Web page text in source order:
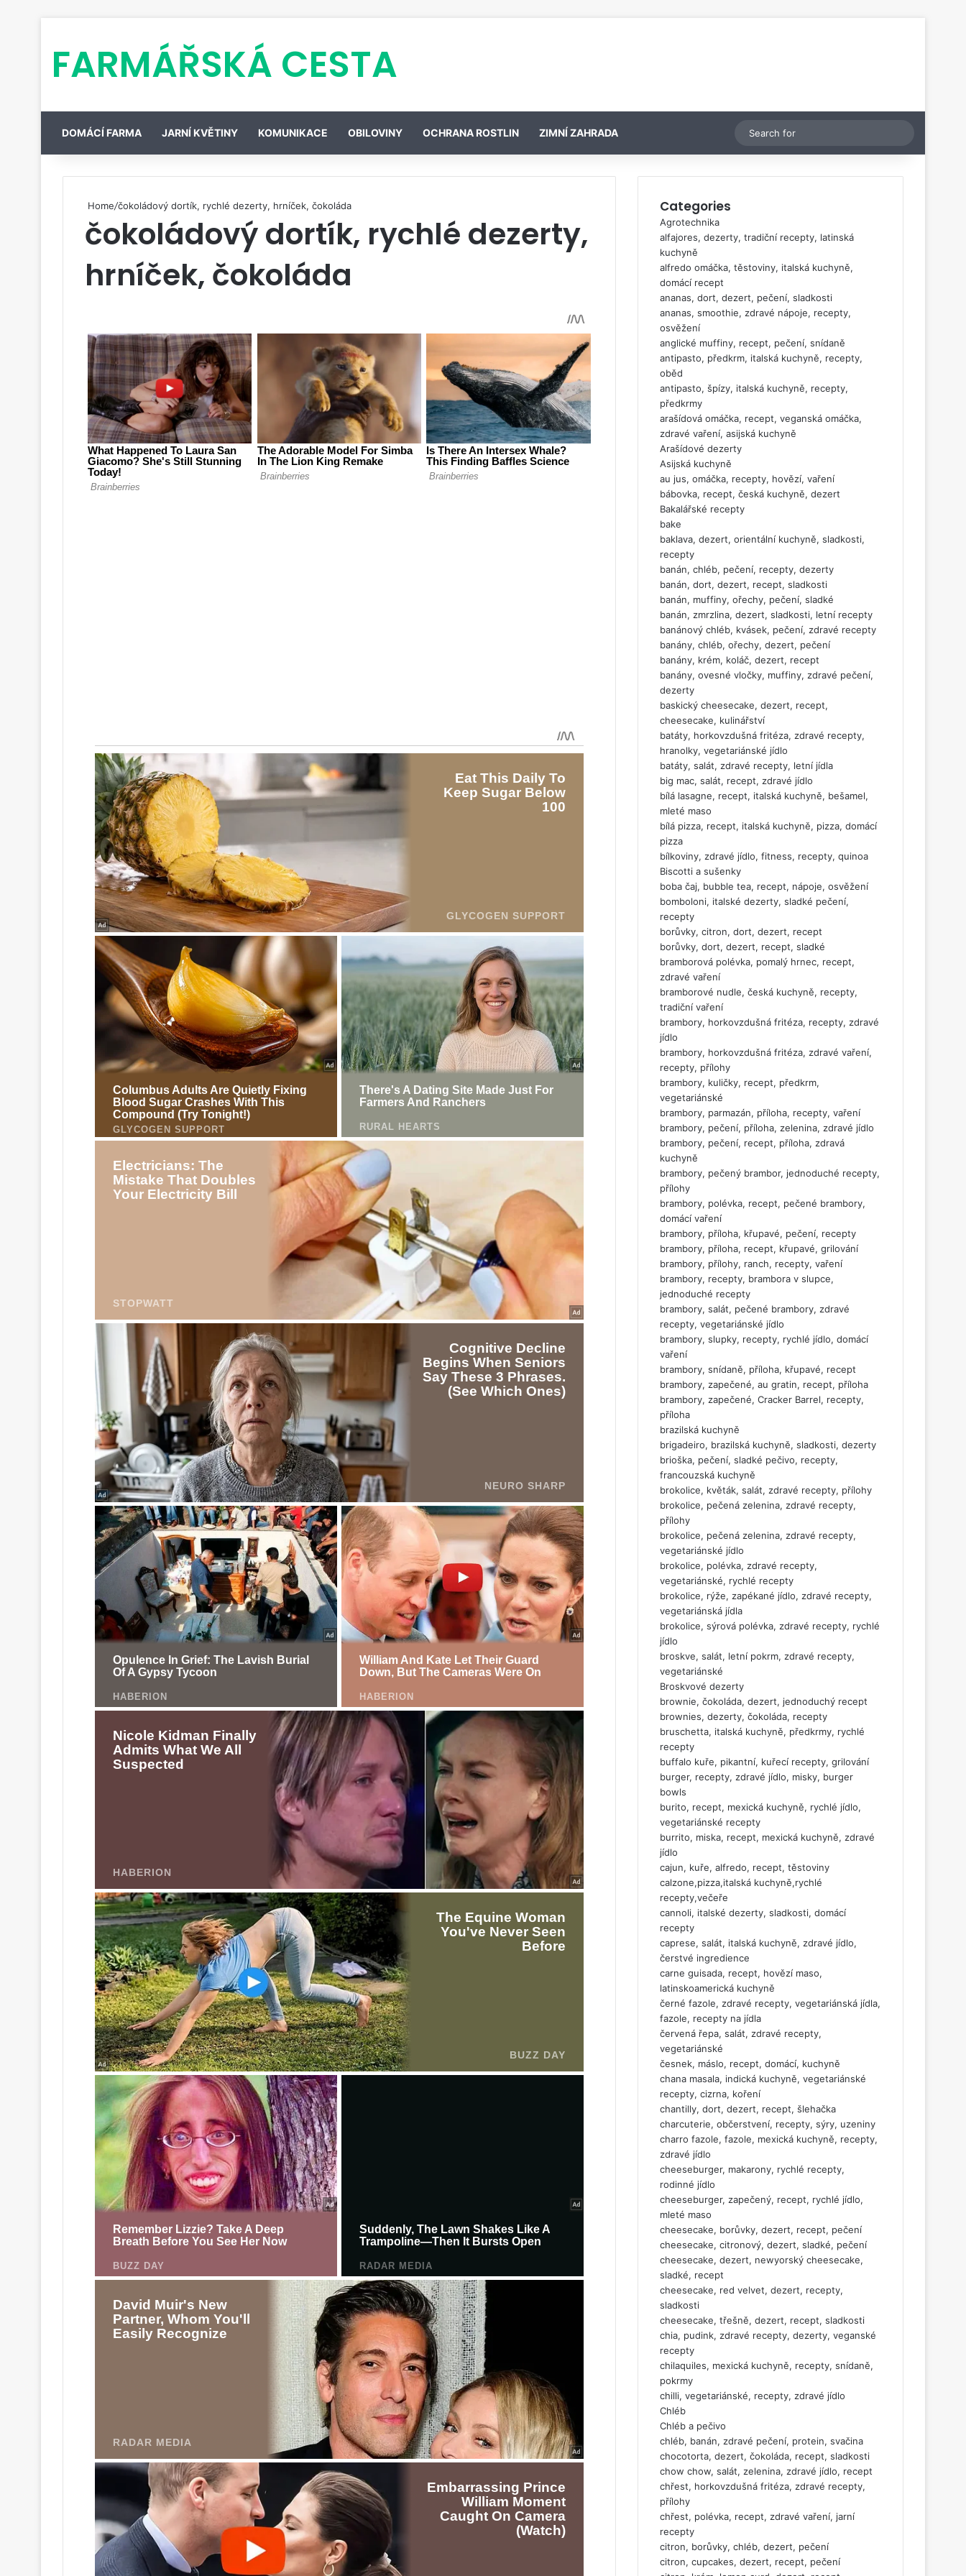
FARMÁŘSKÁ CESTA
DOMÁCÍ FARMA JARNÍ KVĚTINY KOMUNIKACE OBILOVINY OCHRANA ROSTLIN ZIMNÍ ZAHRADA Switch skin
for
Home/čokoládový dortík, rychlé dezerty, hrníček, čokoláda
čokoládový dortík, rychlé dezerty,
hrníček, čokoláda
Categories
Agrotechnika
alfajores, dezerty, tradiční recepty, latinská
kuchyně
alfredo omáčka, těstoviny, italská kuchyně,
domácí recept
ananas, dort, dezert, pečení, sladkosti
ananas, smoothie, zdravé nápoje, recepty,
osvěžení
anglické muffiny, recept, pečení, snídaně
antipasto, předkrm, italská kuchyně, recepty,
oběd
antipasto, špízy, italská kuchyně, recepty,
předkrmy
arašídová omáčka, recept, veganská omáčka,
zdravé vaření, asijská kuchyně
Arašídové dezerty
Asijská kuchyně
au jus, omáčka, recepty, hovězí, vaření
bábovka, recept, česká kuchyně, dezert
Bakalářské recepty
bake
baklava, dezert, orientální kuchyně, sladkosti,
recepty
banán, chléb, pečení, recepty, dezerty
banán, dort, dezert, recept, sladkosti
banán, muffiny, ořechy, pečení, sladké
banán, zmrzlina, dezert, sladkosti, letní recepty
banánový chléb, kvásek, pečení, zdravé recepty
banány, chléb, ořechy, dezert, pečení
banány, krém, koláč, dezert, recept
banány, ovesné vločky, muffiny, zdravé pečení,
dezerty
baskický cheesecake, dezert, recept,
cheesecake, kulinářství
batáty, horkovzdušná fritéza, zdravé recepty,
hranolky, vegetariánské jídlo
batáty, salát, zdravé recepty, letní jídla
big mac, salát, recept, zdravé jídlo
bílá lasagne, recept, italská kuchyně, bešamel,
mleté maso
bílá pizza, recept, italská kuchyně, pizza, domácí
pizza
bílkoviny, zdravé jídlo, fitness, recepty, quinoa
Biscotti a sušenky
boba čaj, bubble tea, recept, nápoje, osvěžení
bomboloni, italské dezerty, sladké pečení,
recepty
borůvky, citron, dort, dezert, recept
borůvky, dort, dezert, recept, sladké
bramborová polévka, pomalý hrnec, recept,
zdravé vaření
bramborové nudle, česká kuchyně, recepty,
tradiční vaření
brambory, horkovzdušná fritéza, recepty, zdravé
jídlo
brambory, horkovzdušná fritéza, zdravé vaření,
recepty, přílohy
brambory, kuličky, recept, předkrm,
vegetariánské
brambory, parmazán, příloha, recepty, vaření
brambory, pečení, příloha, zelenina, zdravé jídlo
brambory, pečení, recept, příloha, zdravá
kuchyně
brambory, pečený brambor, jednoduché recepty,
přílohy
brambory, polévka, recept, pečené brambory,
domácí vaření
brambory, příloha, křupavé, pečení, recepty
brambory, příloha, recept, křupavé, grilování
brambory, přílohy, ranch, recepty, vaření
brambory, recepty, brambora v slupce,
jednoduché recepty
brambory, salát, pečené brambory, zdravé
recepty, vegetariánské jídlo
brambory, slupky, recepty, rychlé jídlo, domácí
vaření
brambory, snídaně, příloha, křupavé, recept
brambory, zapečené, au gratin, recept, příloha
brambory, zapečené, Cracker Barrel, recepty,
příloha
brazilská kuchyně
brigadeiro, brazilská kuchyně, sladkosti, dezerty
brioška, pečení, sladké pečivo, recepty,
francouzská kuchyně
brokolice, květák, salát, zdravé recepty, přílohy
brokolice, pečená zelenina, zdravé recepty,
přílohy
brokolice, pečená zelenina, zdravé recepty,
vegetariánské jídlo
brokolice, polévka, zdravé recepty,
vegetariánské, rychlé recepty
brokolice, rýže, zapékané jídlo, zdravé recepty,
vegetariánská jídla
brokolice, sýrová polévka, zdravé recepty, rychlé
jídlo
broskve, salát, letní pokrm, zdravé recepty,
vegetariánské
Broskvové dezerty
brownie, čokoláda, dezert, jednoduchý recept
brownies, dezerty, čokoláda, recepty
bruschetta, italská kuchyně, předkrmy, rychlé
recepty
buffalo kuře, pikantní, kuřecí recepty, grilování
burger, recepty, zdravé jídlo, misky, burger
bowls
burito, recept, mexická kuchyně, rychlé jídlo,
vegetariánské recepty
burrito, miska, recept, mexická kuchyně, zdravé
jídlo
cajun, kuře, alfredo, recept, těstoviny
calzone,pizza,italská kuchyně,rychlé
recepty,večeře
cannoli, italské dezerty, sladkosti, domácí
recepty
caprese, salát, italská kuchyně, zdravé jídlo,
čerstvé ingredience
carne guisada, recept, hovězí maso,
latinskoamerická kuchyně
černé fazole, zdravé recepty, vegetariánská jídla,
fazole, recepty na jídla
červená řepa, salát, zdravé recepty,
vegetariánské
česnek, máslo, recept, domácí, kuchyně
chana masala, indická kuchyně, vegetariánské
recepty, cizrna, koření
chantilly, dort, dezert, recept, šlehačka
charcuterie, občerstvení, recepty, sýry, uzeniny
charro fazole, fazole, mexická kuchyně, recepty,
zdravé jídlo
cheeseburger, makarony, rychlé recepty,
rodinné jídlo
cheeseburger, zapečený, recept, rychlé jídlo,
mleté maso
cheesecake, borůvky, dezert, recept, pečení
cheesecake, citronový, dezert, sladké, pečení
cheesecake, dezert, newyorský cheesecake,
sladké, recept
cheesecake, red velvet, dezert, recepty,
sladkosti
cheesecake, třešně, dezert, recept, sladkosti
chia, pudink, zdravé recepty, dezerty, veganské
recepty
chilaquiles, mexická kuchyně, recepty, snídaně,
pokrmy
chilli, vegetariánské, recepty, zdravé jídlo
Chléb
Chléb a pečivo
chléb, banán, zdravé pečení, protein, svačina
chocotorta, dezert, čokoláda, recept, sladkosti
chow chow, salát, zelenina, zdravé jídlo, recept
chřest, horkovzdušná fritéza, zdravé recepty,
přílohy
chřest, polévka, recept, zdravé vaření, jarní
recepty
citron, borůvky, chléb, dezert, pečení
citron, cupcakes, dezert, recept, pečení